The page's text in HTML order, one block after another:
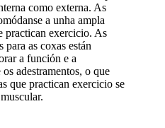
como externa. As
a unha ampla
practican exercicio. As
para as coxas están
a función e a
adestramentos, o que
que practican exercicio se